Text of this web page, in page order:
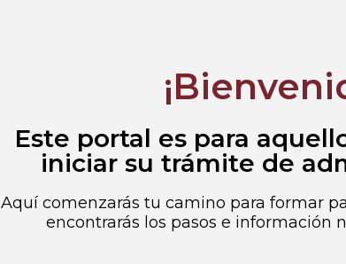
Este portal es para
iniciar su trámite de
Aquí comenzarás tu camino para formar
encontrarás los pasos e información